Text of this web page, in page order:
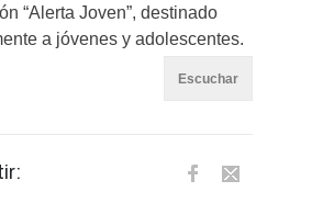
“Alerta Joven”, destinado
a jóvenes y adolescentes.
Escuchar